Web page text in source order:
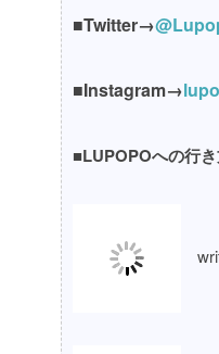
■Twitter→
■Instagram→
■LUPOPOへの行